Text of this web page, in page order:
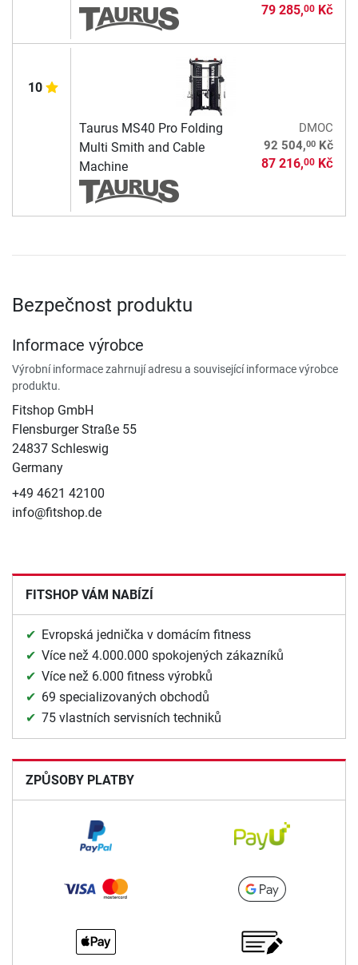
79 285,00Kč
10
Taurus MS40 Pro Folding
Multi Smith and Cable
Machine
DMOC
92 504,00Kč
87 216,00Kč
Bezpečnost produktu
Informace výrobce
Výrobní informace zahrnují adresu a související informace výrobce
produktu.
Fitshop GmbH
Flensburger Straße 55
24837 Schleswig
Germany
+49 4621 42100
info@fitshop.de
FITSHOP VÁM NABÍZÍ
Evropská jednička v domácím fitness
Více než 4.000.000 spokojených zákazníků
Více než 6.000 fitness výrobků
69 specializovaných obchodů
75 vlastních servisních techniků
ZPŮSOBY PLATBY